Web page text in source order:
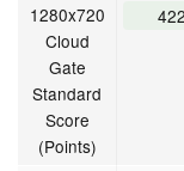
1280x720
Cloud
Gate
Standard
Score
(Points)